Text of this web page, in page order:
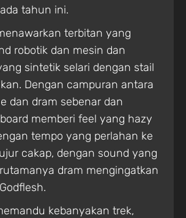
tahun ini.
terbitan yang
robotik dan mesin dan
sintetik selari dengan stail
Dengan campuran antara
dan dram sebenar dan
memberi feel yang hazy
tempo yang perlahan ke
cakap, dengan sound yang
dram mengingatkan
kebanyakan trek,